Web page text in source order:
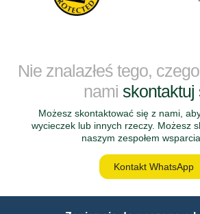
Nie znalazłeś tego,
nami skontaktuj
Możesz skontaktować się z nami,
wycieczek lub innych rzeczy. Możesz
naszym zespołem
Kontakt WhatsApp